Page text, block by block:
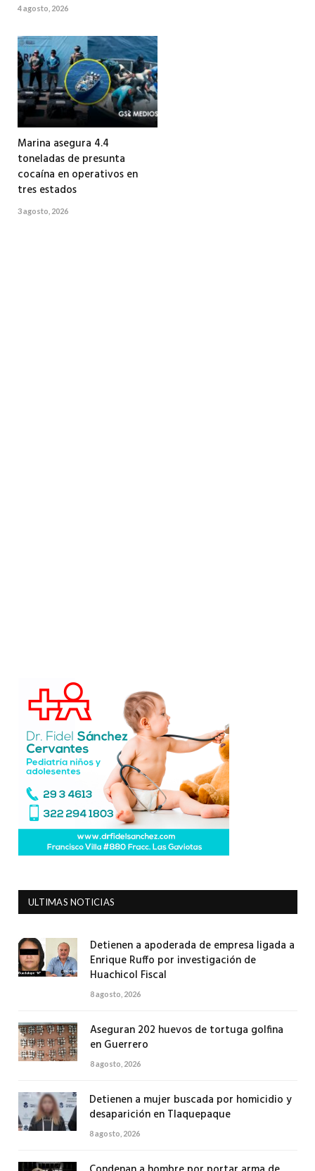
4 agosto, 2026
Marina asegura 4.4
toneladas de presunta
cocaína en operativos en
tres estados
3 agosto, 2026
ULTIMAS NOTICIAS
Detienen a apoderada de empresa ligada a
Enrique Ruffo por investigación de
Huachicol Fiscal
8 agosto, 2026
Aseguran 202 huevos de tortuga golfina
en Guerrero
8 agosto, 2026
Detienen a mujer buscada por homicidio y
desaparición en Tlaquepaque
8 agosto, 2026